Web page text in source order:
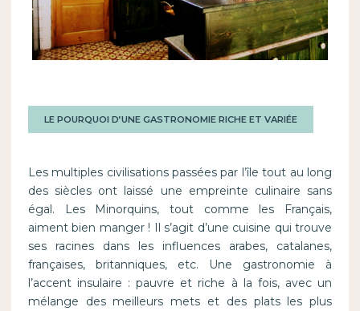
LE POURQUOI D’UNE GASTRONOMIE RICHE ET VARIÉE
Les multiples civilisations passées par l’île tout au long
des siècles ont laissé une empreinte culinaire sans
égal. Les Minorquins, tout comme les Français,
aiment bien manger ! Il s’agit d’une cuisine qui trouve
ses racines dans les influences arabes, catalanes,
françaises, britanniques, etc. Une gastronomie à
l’accent insulaire : pauvre et riche à la fois, avec un
mélange des meilleurs mets et des plats les plus